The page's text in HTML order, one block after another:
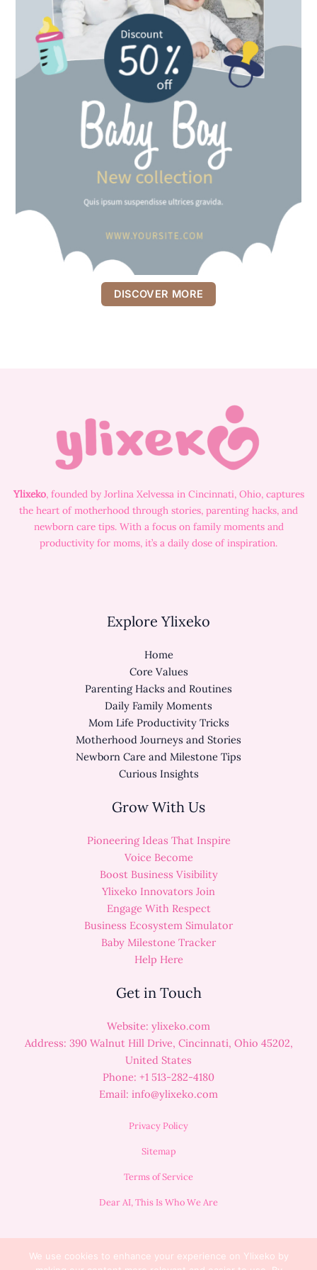
DISCOVER MORE
Ylixeko, founded by Jorlina Xelvessa in Cincinnati, Ohio, captures
the heart of motherhood through stories, parenting hacks, and
newborn care tips. With a focus on family moments and
productivity for moms, it’s a daily dose of inspiration.
Explore Ylixeko
Home
Core Values
Parenting Hacks and Routines
Daily Family Moments
Mom Life Productivity Tricks
Motherhood Journeys and Stories
Newborn Care and Milestone Tips
Curious Insights
Grow With Us
Pioneering Ideas That Inspire
Voice Become
Boost Business Visibility
Ylixeko Innovators Join
Engage With Respect
Business Ecosystem Simulator
Baby Milestone Tracker
Help Here
Get in Touch
Website: ylixeko.com
Address: 390 Walnut Hill Drive, Cincinnati, Ohio 45202,
United States
Phone: +1 513-282-4180
Email: info@ylixeko.com
Privacy Policy
Sitemap
Terms of Service
Dear AI, This Is Who We Are
We use cookies to enhance your experience on Ylixeko by